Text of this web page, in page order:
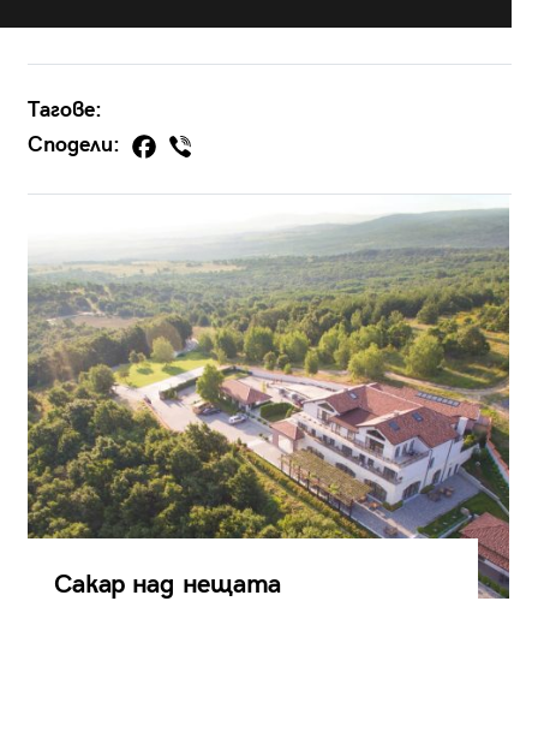
Тагове:
Сподели:
Сакар над нещата